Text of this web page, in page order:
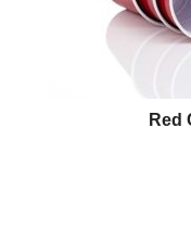
Red
The price depends on